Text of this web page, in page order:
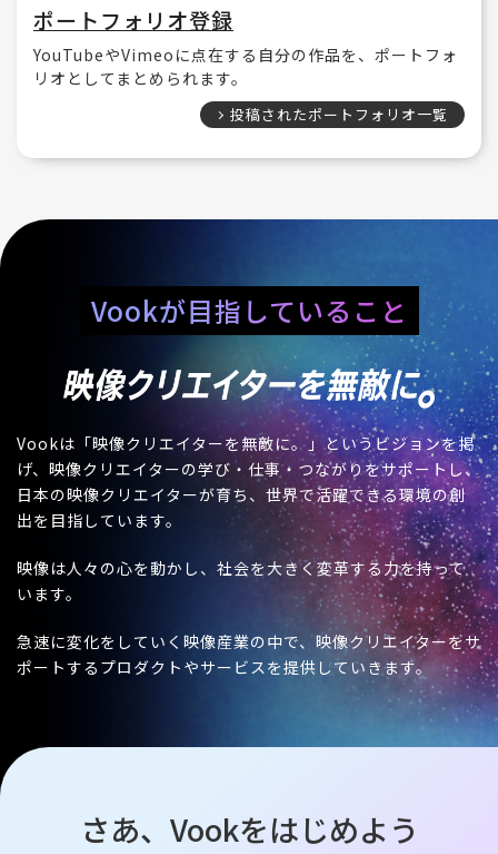
ポートフォリオ登録
YouTubeやVimeoに点在する自分の作品を、ポートフォ
リオとしてまとめられます。
投稿されたポートフォリオ一覧
Vookが目指していること
Vookは「映像クリエイターを無敵に。」というビジョンを掲
げ、映像クリエイターの学び・仕事・つながりをサポートし、
日本の映像クリエイターが育ち、世界で活躍できる環境の創
出を目指しています。
映像は人々の心を動かし、社会を大きく変革する力を持って
います。
急速に変化をしていく映像産業の中で、映像クリエイターをサ
ポートするプロダクトやサービスを提供していきます。
さあ、Vookをはじめよう